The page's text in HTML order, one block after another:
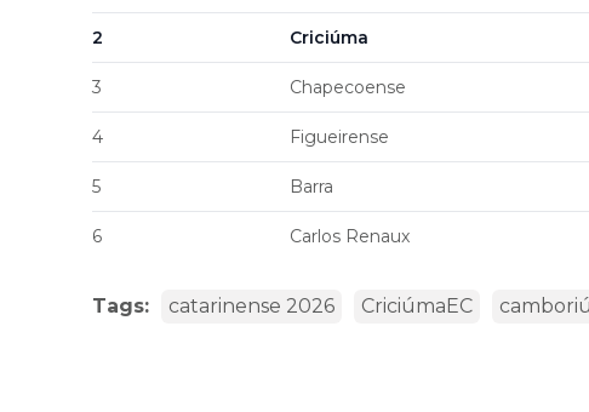
2 Criciúma
3 Chapecoense
4 Figueirense
5 Barra
6 Carlos Renaux
Tags: catarinense 2026 CriciúmaEC camboriú